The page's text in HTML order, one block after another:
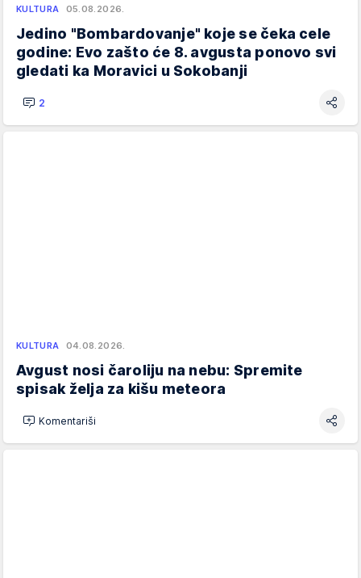
KULTURA 05.08.2026.
Jedino "Bombardovanje" koje se čeka cele
godine: Evo zašto će 8. avgusta ponovo svi
gledati ka Moravici u Sokobanji
2
KULTURA 04.08.2026.
Avgust nosi čaroliju na nebu: Spremite
spisak želja za kišu meteora
Komentariši